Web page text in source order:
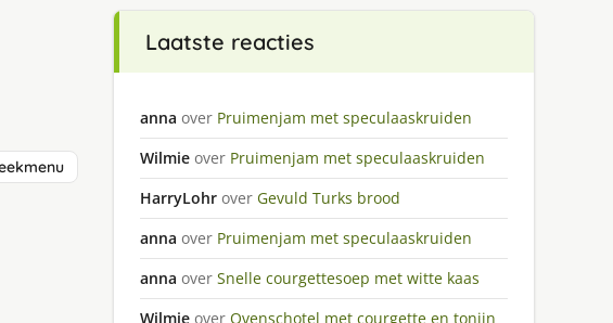
Laatste reacties
anna over Pruimenjam met speculaaskruiden
Wilmie over Pruimenjam met speculaaskruiden
HarryLohr over Gevuld Turks brood
anna over Pruimenjam met speculaaskruiden
anna over Snelle courgettesoep met witte kaas
Wilmie over Ovenschotel met courgette en tonijn